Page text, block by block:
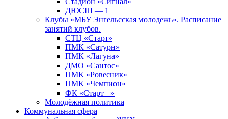
ДЮСШ — 1
Клубы «МБУ Энгельсская молодежь». Расписание
занятий клубов.
СТЦ «Старт»
ПМК «Сатурн»
ПМК «Лагуна»
ДМО «Сантос»
ПМК «Ровесник»
ПМК «Чемпион»
ФК «Старт +»
Молодёжная политика
Коммунальная сфера